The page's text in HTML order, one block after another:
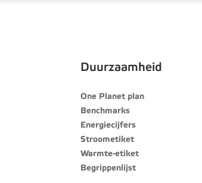
Duurzaamheid
One Planet plan
Benchmarks
Energiecijfers
Stroometiket
Warmte-etiket
Begrippenlijst